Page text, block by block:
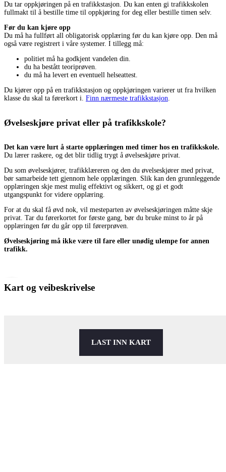
Du tar oppkjøringen på en trafikkstasjon. Du kan enten gi trafikkskolen
fullmakt til å bestille time til oppkjøring for deg eller bestille timen selv.
Før du kan kjøre opp
Du må ha fullført all obligatorisk opplæring før du kan kjøre opp. Den må
også være registrert i våre systemer. I tillegg må:
politiet må ha godkjent vandelen din.
du ha bestått teoriprøven.
du må ha levert en eventuell helseattest.
Du kjører opp på en trafikkstasjon og oppkjøringen varierer ut fra hvilken
klasse du skal ta førerkort i. Finn nærmeste trafikkstasjon
Øvelseskjøre privat eller på trafikkskole?
Det kan være lurt å starte opplæringen med timer hos en trafikkskole.
Du lærer raskere, og det blir tidlig trygt å øvelseskjøre privat.
Du som øvelseskjører, trafikklæreren og den du øvelseskjører med privat,
bør samarbeide tett gjennom hele opplæringen. Slik kan den grunnleggende
opplæringen skje mest mulig effektivt og sikkert, og gi et godt
utgangspunkt for videre opplæring.
For at du skal få øvd nok, vil mesteparten av øvelseskjøringen måtte skje
privat. Tar du førerkortet for første gang, bør du bruke minst to år på
opplæringen før du går opp til førerprøven.
Øvelseskjøring må ikke være til fare eller unødig ulempe for annen
trafikk.
Kart og veibeskrivelse
LAST INN KART